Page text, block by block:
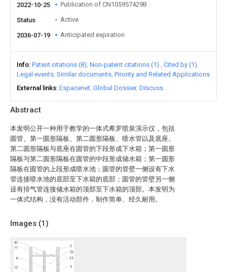
Abstract
本发明公开一种用于教学的一体式希罗喷泉演示仪，包括
圆管、第一圆形隔板、第二圆形隔板、喷水管以及底座。
第二圆形隔板与底座在圆管的下段形成下水箱；第一圆形
隔板与第二圆形隔板在圆管的中段形成储水箱；第一圆形
隔板在圆管的上段形成喷水池；圆管的管壁一侧设有下水
管连接喷水池的底部至下水箱的底部；圆管的管壁另一侧
设有排气管连接储水箱的顶部至下水箱的顶部。本发明为
一体式结构，没有活动部件，制作简单、经久耐用。
Images (1)
2022-10-25 Publication of CN105957429B
Status Active
2036-07-19 Anticipated expiration
Info Patent citations (8) Non-patent citations (1)
Cited by (1)
Legal events Similar documents Priority and Related Applications
External links Espacenet Global Dossier Discuss